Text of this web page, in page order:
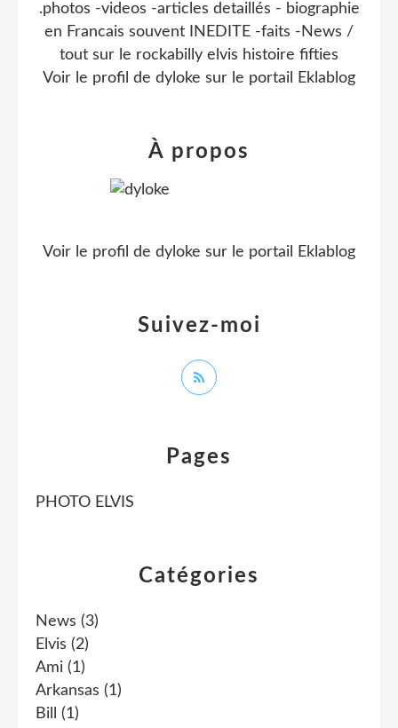
Catégories
News (3)
Elvis (2)
Ami (1)
Arkansas (1)
Bill
(1)
Pages
PHOTO ELVIS
.photos -videos -articles detaillés - biographie
en Francais souvent INEDITE -faits -News /
tout sur le rockabilly elvis histoire fifties
Voir le profil de dyloke sur le portail Eklablog
Suivez-moi
À propos
Voir le profil de dyloke sur le portail Eklablog